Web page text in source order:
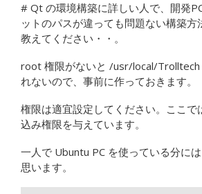
# Qt の環境構築に詳しい人で、開発
ットのパスが違っても問題ない構築方
教えてください・・。
root 権限がないと /usr/local/Trolltech
れないので、事前に作っておきます。
権限は適宜設定してください。ここで
込み権限を与えています。
一人で Ubuntu PC を使っている分に
思います。